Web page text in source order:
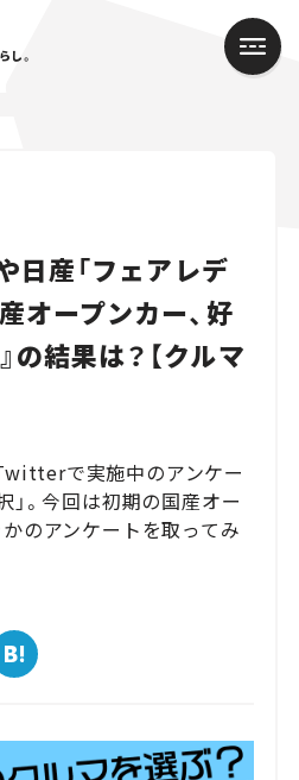
し。
日産「フェアレデ
産オープンカー、好
の結果は？【クルマ
で実施中のアンケー
」。今回は初期の国産オー
のアンケートを取ってみ